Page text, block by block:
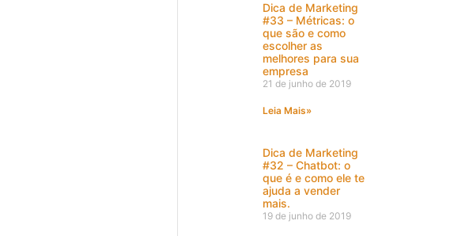
Dica de Marketing
#33 – Métricas: o
que são e como
escolher as
melhores para sua
empresa
21 de junho de 2019
Leia Mais»
Dica de Marketing
#32 – Chatbot: o
que é e como ele te
ajuda a vender
mais.
19 de junho de 2019